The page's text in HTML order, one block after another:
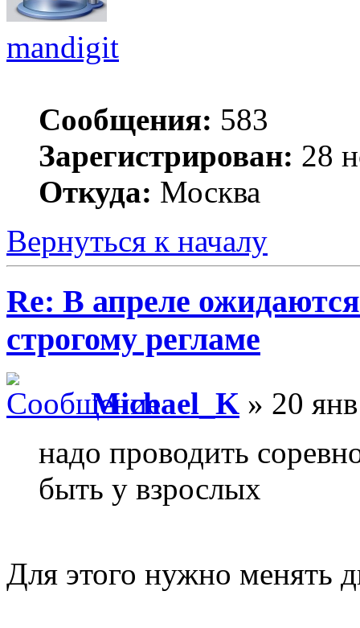
mandigit
Сообщения: 583
Зарегистрирован: 28
Откуда: Москва
Вернуться к началу
Re: В апреле
строгому регламе
Michael_K » 20
надо проводить
быть у взрослых
Для этого нужно менять